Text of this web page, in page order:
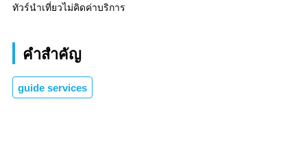
ทัวร์นำเที่ยวไม่คิดค่าบริการ
คำสำคัญ
guide services